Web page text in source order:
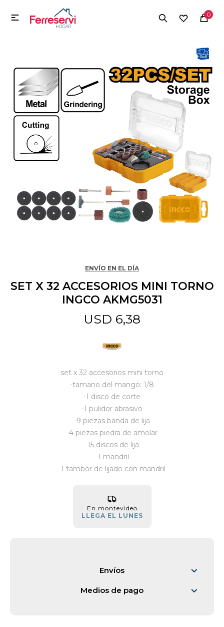
0

ENVÍO EN EL DÍA
SET X 32 ACCESORIOS MINI TORNO
INGCO AKMG5031
USD 6,38
set x 32 accesorios mini torno
-tamano del mango: 1/8
-1 disco de corte
-1 pulidor abrasivo
-9 piezas banda de lija
-4 piezas piedra de amolar
-15 discos de lija
-1 mandril
-1 tambor de lijado con mandril
En montevideo
LLEGA EL LUNES
Envíos
Medios de pago
MI CUENTA
Herramientas y Construcción
Electrodomésticos
Tecnología
Camping
Mascotas
Vestimenta y calzado